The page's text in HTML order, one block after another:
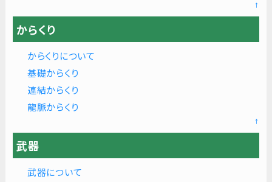
↑
からくり
からくりについて
基礎からくり
連結からくり
龍脈からくり
↑
武器
武器について